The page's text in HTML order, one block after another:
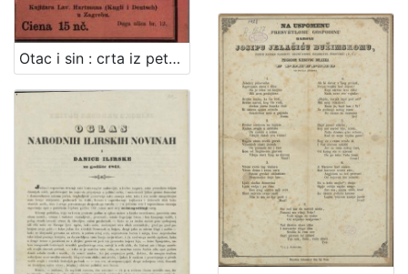
Otac i sin : crta iz petnajstog vieka / pripovieda ju D. Demeter